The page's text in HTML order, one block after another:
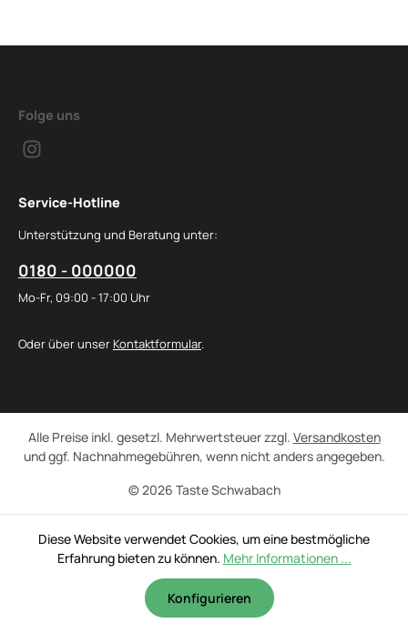
Folge uns
Service-Hotline
Unterstützung und Beratung unter:
0180 - 000000
Mo-Fr, 09:00 - 17:00 Uhr
Oder über unser Kontaktformular.
© 2026 Taste Schwabach
Alle Preise inkl. gesetzl. Mehrwertsteuer zzgl. Versandkosten
und ggf. Nachnahmegebühren, wenn nicht anders angegeben.
Diese Website verwendet Cookies, um eine bestmögliche
Erfahrung bieten zu können. Mehr Informationen ...
Konfigurieren